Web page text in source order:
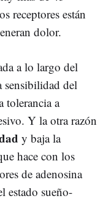
receptores están
dolor.
a lo largo del
sensibilidad del
tolerancia a
Y la otra razón
y baja la
hace con los
de adenosina
estado sueño-